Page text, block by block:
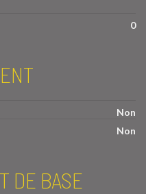
0
Non
Non
DE BASE